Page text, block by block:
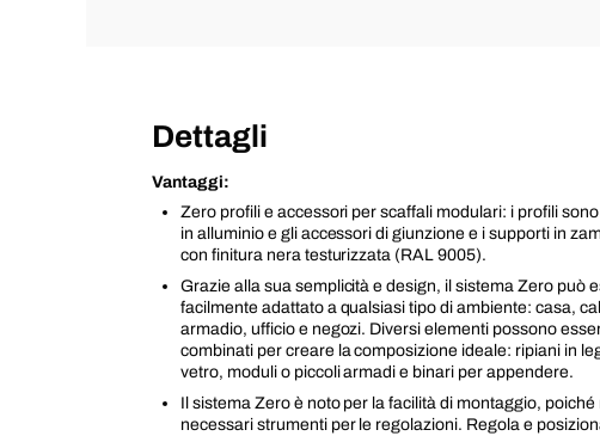
Dettagli
Vantaggi:
Zero profili e accessori per scaffali modulari: i profili
in alluminio e gli accessori di giunzione e i supporti in
con finitura nera testurizzata (RAL 9005).
Grazie alla sua semplicità e design, il sistema Zero può
facilmente adattato a qualsiasi tipo di ambiente: casa,
armadio, ufficio e negozi. Diversi elementi possono
combinati per creare la composizione ideale: ripiani in
vetro, moduli o piccoli armadi e binari per appendere.
Il sistema Zero è noto per la facilità di montaggio, poiché
necessari strumenti per le regolazioni. Regola e